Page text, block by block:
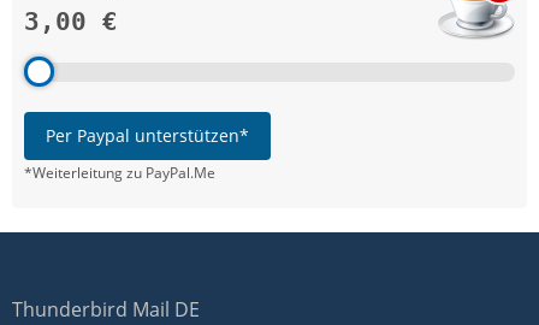
3,00 €
Per Paypal unterstützen*
*Weiterleitung zu PayPal.Me
Thunderbird Mail DE